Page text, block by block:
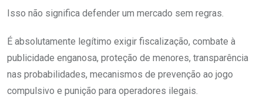
Isso não significa defender um mercado sem regras.
É absolutamente legítimo exigir fiscalização, combate à
publicidade enganosa, proteção de menores, transparência
nas probabilidades, mecanismos de prevenção ao jogo
compulsivo e punição para operadores ilegais.